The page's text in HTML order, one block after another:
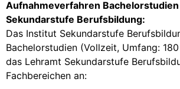
Aufnahmeverfahren
Sekundarstufe Berufsbildung:
Das Institut Sekundarstufe
Bachelorstudien (Vollzeit, Umfang:
das Lehramt Sekundarstufe
Fachbereichen an: